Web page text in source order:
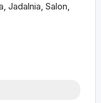
Jadalnia, Salon,